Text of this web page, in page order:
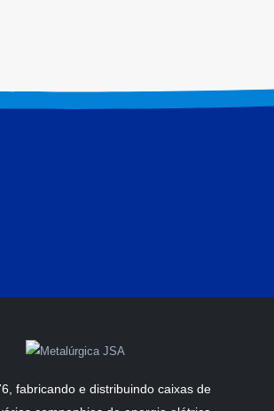
fabricando e distribuindo caixas de